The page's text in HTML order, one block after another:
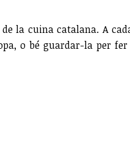
cuina catalana. A
o bé guardar-la per